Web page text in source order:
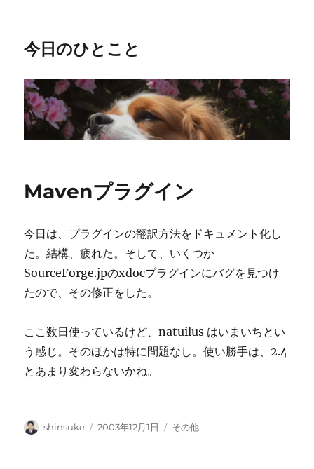
今日のひとこと
Mavenプラグイン
今日は、プラグインの翻訳方法をドキュメント化し
た。結構、疲れた。そして、いくつか
SourceForge.jpのxdocプラグインにバグを見つけ
たので、その修正をした。
ここ数日使っているけど、natuilus はいまいちとい
う感じ。そのほかは特に問題なし。使い勝手は、2.4
とあまり変わらないかね。
投
shinsuke
投
2003年12月1日
カ
その他